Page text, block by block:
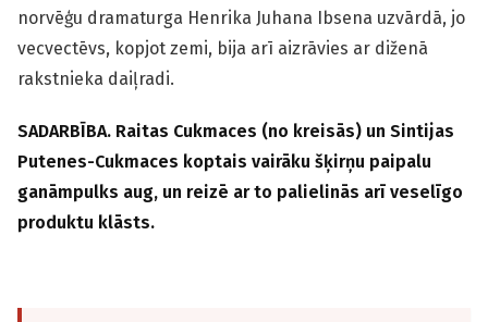
norvēģu dramaturga Henrika Juhana Ibsena uzvārdā, jo
vecvectēvs, kopjot zemi, bija arī aizrāvies ar diženā
rakstnieka daiļ­radi.
SADARBĪBA. Raitas Cukmaces (no kreisās) un Sintijas
Putenes-Cukmaces koptais vairāku šķirņu paipalu
ganāmpulks aug, un reizē ar to palielinās arī veselīgo
produktu klāsts.